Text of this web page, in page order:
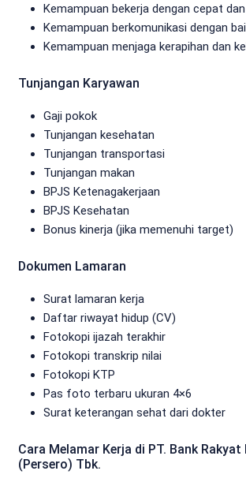
Kemampuan bekerja dengan cepat
Kemampuan berkomunikasi dengan
Kemampuan menjaga kerapihan dan
Tunjangan Karyawan
Gaji pokok
Tunjangan kesehatan
Tunjangan transportasi
Tunjangan makan
BPJS Ketenagakerjaan
BPJS Kesehatan
Bonus kinerja (jika memenuhi target)
Dokumen Lamaran
Surat lamaran kerja
Daftar riwayat hidup (CV)
Fotokopi ijazah terakhir
Fotokopi transkrip nilai
Fotokopi KTP
Pas foto terbaru ukuran 4×6
Surat keterangan sehat dari dokter
Cara Melamar Kerja di PT. Bank Rakyat
(Persero) Tbk.